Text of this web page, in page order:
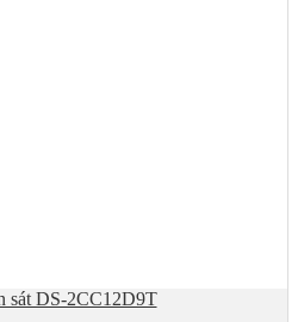
sát DS-2CC12D9T